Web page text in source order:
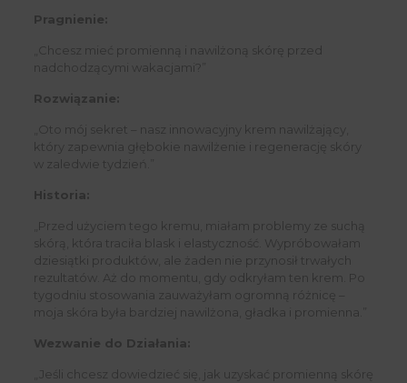
Pragnienie:
„Chcesz mieć promienną i nawilżoną skórę przed
nadchodzącymi wakacjami?”
Rozwiązanie:
„Oto mój sekret – nasz innowacyjny krem nawilżający,
który zapewnia głębokie nawilżenie i regenerację skóry
w zaledwie tydzień.”
Historia:
„Przed użyciem tego kremu, miałam problemy ze suchą
skórą, która traciła blask i elastyczność. Wypróbowałam
dziesiątki produktów, ale żaden nie przynosił trwałych
rezultatów. Aż do momentu, gdy odkryłam ten krem. Po
tygodniu stosowania zauważyłam ogromną różnicę –
moja skóra była bardziej nawilżona, gładka i promienna.”
Wezwanie do Działania:
„Jeśli chcesz dowiedzieć się, jak uzyskać promienną skórę